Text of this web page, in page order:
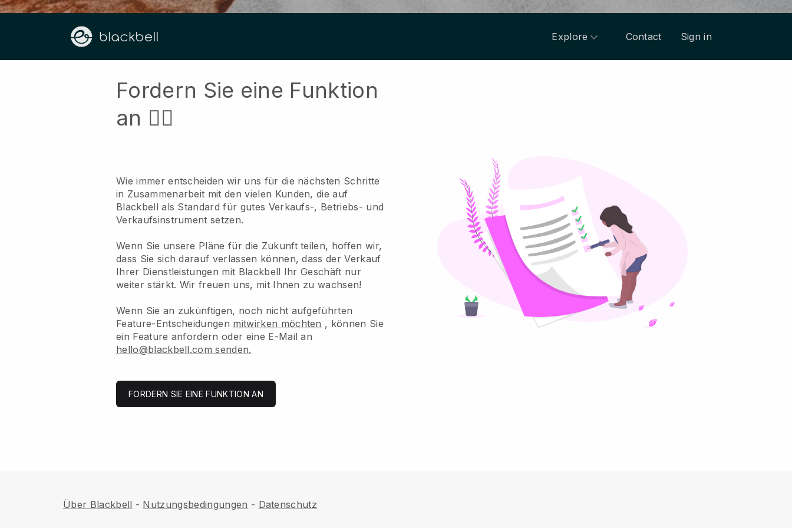
Explore Contact Sign in
Fordern Sie eine Funktion
an 👍🏻
Wie immer entscheiden wir uns für die nächsten Schritte
in Zusammenarbeit mit den vielen Kunden, die auf
Blackbell als Standard für gutes Verkaufs-, Betriebs- und
Verkaufsinstrument setzen.
Wenn Sie unsere Pläne für die Zukunft teilen, hoffen wir,
dass Sie sich darauf verlassen können, dass der Verkauf
Ihrer Dienstleistungen mit Blackbell Ihr Geschäft nur
weiter stärkt. Wir freuen uns, mit Ihnen zu wachsen!
Wenn Sie an zukünftigen, noch nicht aufgeführten
Feature-Entscheidungen mitwirken möchten , können Sie
ein Feature anfordern oder eine E-Mail an
hello@blackbell.com senden.
FORDERN SIE EINE FUNKTION AN
Über Blackbell - Nutzungsbedingungen - Datenschutz